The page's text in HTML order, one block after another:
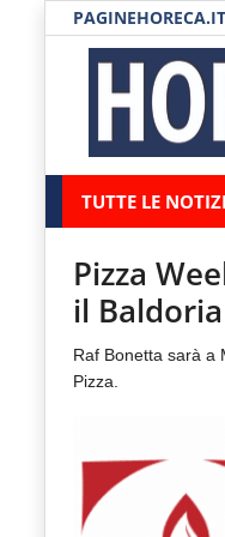
PAGINEHORECA.IT
-
Notizie
Horeca
Il
portale
del
del
TUTTE LE
Notizie HORECA
Ristorazione
Ospitalità
Distribuzione
Prodotti | Dispensa
RUBRICHE
Pizza
il
Raf Bonetta sarà a
Pizza.